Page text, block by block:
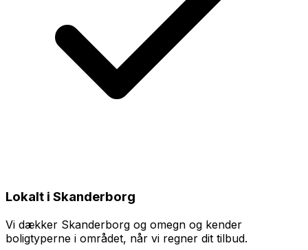
Lokalt i Skanderborg
Vi dækker Skanderborg og omegn og kender
boligtyperne i området, når vi regner dit tilbud.